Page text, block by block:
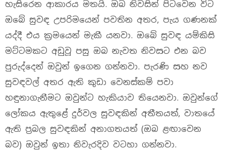
හැසිරෙන ආකාරය මතයි. ඔබ නිවසින් පිටවෙන විට
ඔබේ සුවඳ උපරිමයෙන් පවතින අතර, පැය ගණනක්
යද්දී එය ක්‍රමයෙන් මැකී යනවා. ඔබේ සුවඳ යම්කිසි
මට්ටමකට අඩුවූ පසු ඔබ නැවත නිවසට එන බව
පුරුද්දෙන් ඔවුන් ඉගෙන ගන්නවා. පැරණි සහ නව
සුවඳවල් අතර ඇති කුඩා වෙනස්කම් පවා
හඳුනාගැනීමට ඔවුන්ට හැකියාව තියෙනවා. ඔවුන්ගේ
ලෝකය ඇතුළේ දුර්වල සුවඳකින් අතීතයත්, වාතයේ
ඇති ප්‍රබල සුවඳකින් අනාගතයත් (ඔබ ළඟාවෙන
බව) ඔවුන් ඉතා නිවැරදිව වටහා ගන්නවා.